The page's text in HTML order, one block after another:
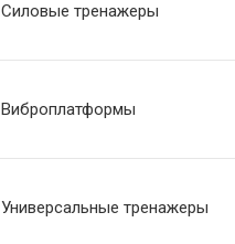
Силовые тренажеры
Виброплатформы
Универсальные тренажеры